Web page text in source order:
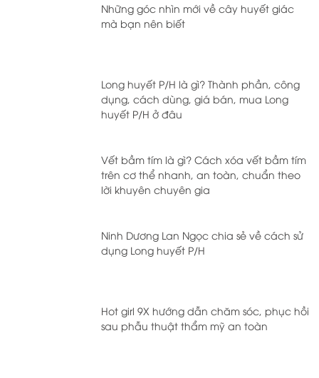
Những góc nhìn mới về cây huyết giác
mà bạn nên biết
Long huyết P/H là gì? Thành phần, công
dụng, cách dùng, giá bán, mua Long
huyết P/H ở đâu
Vết bầm tím là gì? Cách xóa vết bầm tím
trên cơ thể nhanh, an toàn, chuẩn theo
lời khuyên chuyên gia
Ninh Dương Lan Ngọc chia sẻ về cách sử
dụng Long huyết P/H
Hot girl 9X hướng dẫn chăm sóc, phục hồi
sau phẫu thuật thẩm mỹ an toàn